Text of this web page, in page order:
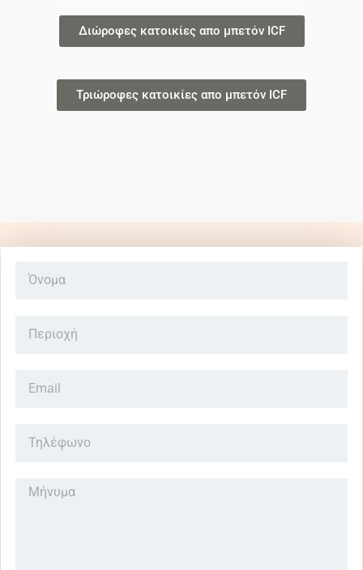
Διώροφες κατοικίες απο μπετόν ICF
Τριώροφες κατοικίες απο μπετόν ICF